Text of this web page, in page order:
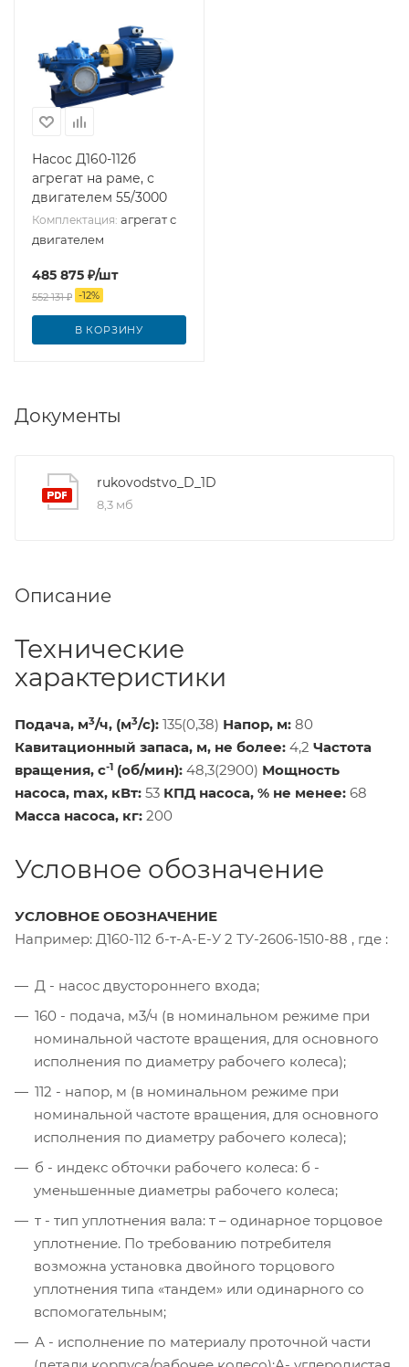
Насос Д160-112б
агрегат на раме, с
двигателем 55/3000
Комплектация: агрегат с
двигателем
485 875 ₽/шт
552 131₽ -12%
В КОРЗИНУ
Документы
rukovodstvo_D_1D
8,3 мб
Описание
Технические
характеристики
Подача, м3/ч, (м3/с): 135(0,38) Напор, м: 80
Кавитационный запаса, м, не более: 4,2 Частота
вращения, с-1 (об/мин): 48,3(2900) Мощность
насоса, max, кВт: 53 КПД насоса, % не менее: 68
Масса насоса, кг: 200
Условное обозначение
УСЛОВНОЕ ОБОЗНАЧЕНИЕ
Например: Д160-112 б-т-А-Е-У 2 ТУ-2606-1510-88 , где :
Д - насос двустороннего входа;
160 - подача, м3/ч (в номинальном режиме при
номинальной частоте вращения, для основного
исполнения по диаметру рабочего колеса);
112 - напор, м (в номинальном режиме при
номинальной частоте вращения, для основного
исполнения по диаметру рабочего колеса);
б - индекс обточки рабочего колеса: б -
уменьшенные диаметры рабочего колеса;
т - тип уплотнения вала: т – одинарное торцовое
уплотнение. По требованию потребителя
возможна установка двойного торцового
уплотнения типа «тандем» или одинарного со
вспомогательным;
А - исполнение по материалу проточной части